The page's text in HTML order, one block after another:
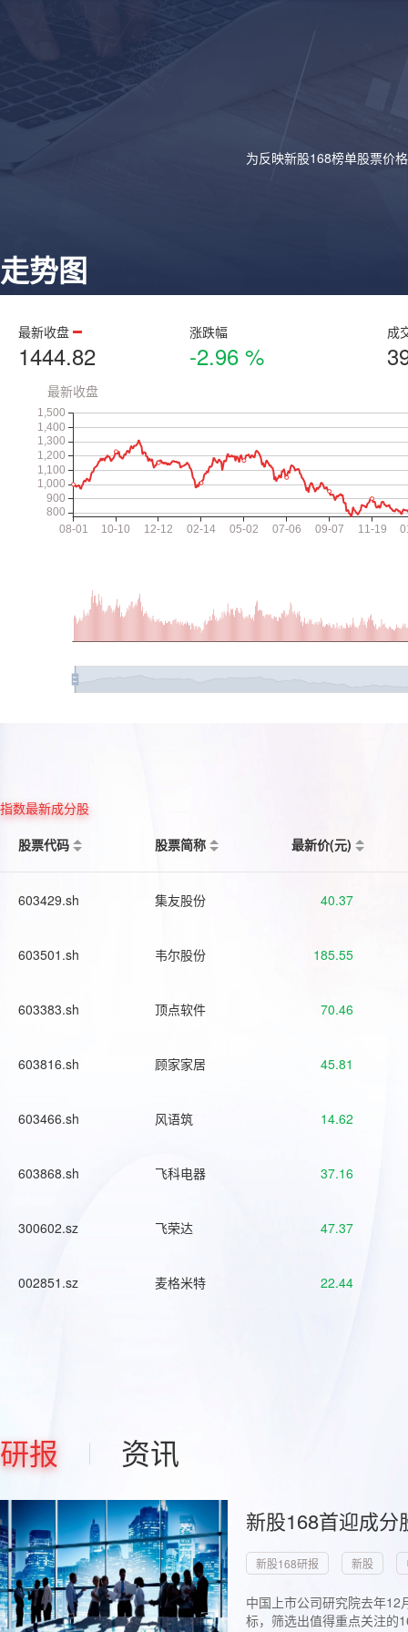
为反映新股168榜单股票价
走势图
最新收盘
1444.82
涨跌幅
-2.96 %
成
指数最新成分股
股票代码
股票简称 最新价(元)
603429.sh 集友股份 40.37
603501.sh 韦尔股份 185.55
603383.sh 顶点软件 70.46
603816.sh 顾家家居 45.81
603466.sh 风语筑 14.62
603868.sh 飞科电器 37.16
300602.sz 飞荣达 47.37
002851.sz 麦格米特 22.44
研报 资讯
新股168首迎成
新股168研报 新股
中国上市公司研究院去年
标，筛选出值得重点关注的